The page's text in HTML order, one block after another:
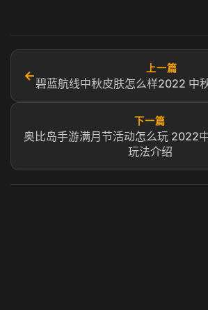
←
上一篇
碧蓝航线中秋皮肤怎么样2022 中
下一篇
奥比岛手游满月节活动怎么玩 2022
玩法介绍